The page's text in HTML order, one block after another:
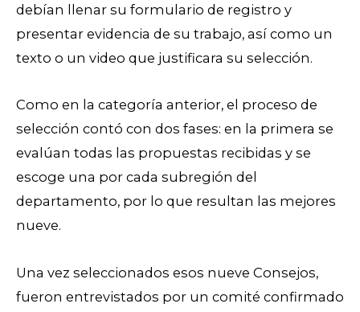
debían llenar su formulario de registro y
presentar evidencia de su trabajo, así como un
texto o un video que justificara su selección.
Como en la categoría anterior, el proceso de
selección contó con dos fases: en la primera se
evalúan todas las propuestas recibidas y se
escoge una por cada subregión del
departamento, por lo que resultan las mejores
nueve.
Una vez seleccionados esos nueve Consejos,
fueron entrevistados por un comité confirmado